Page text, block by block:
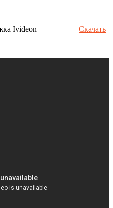
Ivideon Скачать